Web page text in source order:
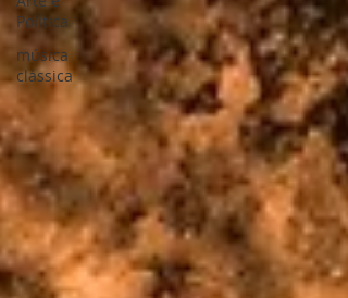
Política
música
clássica